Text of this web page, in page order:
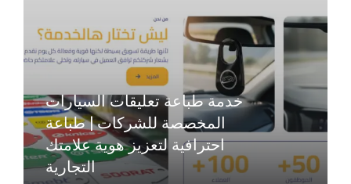
خدمة طباعة تعليقات السيارات
المخصصة للشركات | طباعة
احترافية لتعزيز هوية علامتك
التجارية